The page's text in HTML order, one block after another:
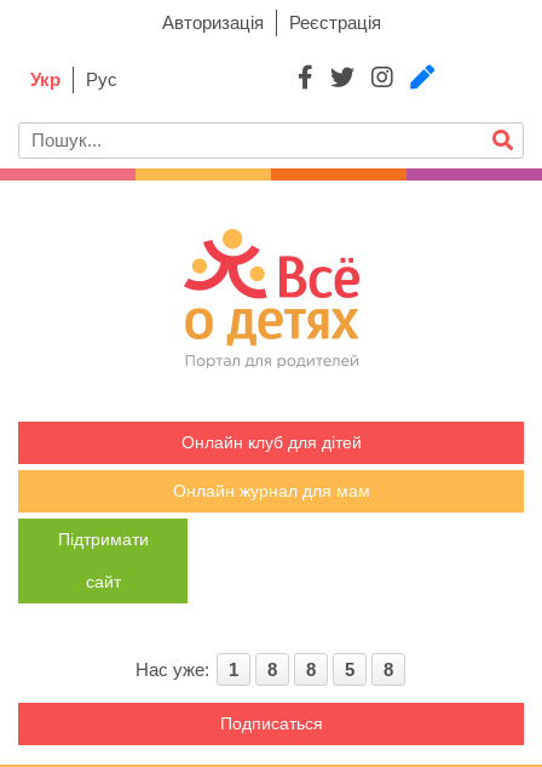
Авторизація Реєстрація
Укр Рус
Онлайн клуб для дітей
Онлайн журнал для мам
Підтримати
сайт
Нас уже: 1 8 8 5 8
Подписаться